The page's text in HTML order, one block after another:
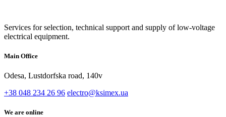
Services for selection, technical support and supply of low-voltage
electrical equipment.
Main Office
Odesa, Lustdorfska road, 140v
+38 048 234 26 96 electro@ksimex.ua
We are online